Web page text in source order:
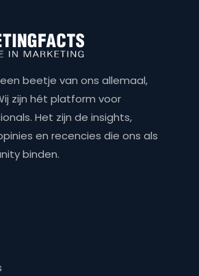
beetje van ons allemaal,
zijn hét platform voor
Het zijn de insights,
en recencies die ons als
binden.